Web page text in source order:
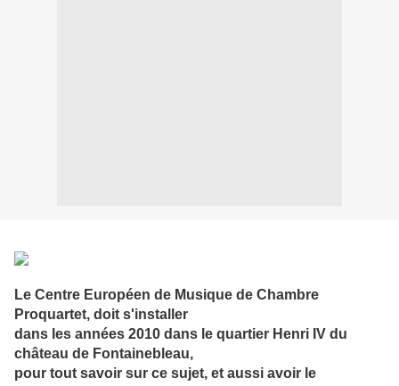
Le Centre Européen de Musique de Chambre
Proquartet, doit s'installer
dans les années 2010 dans le quartier Henri IV du
château de Fontainebleau,
pour tout savoir sur ce sujet, et aussi avoir le